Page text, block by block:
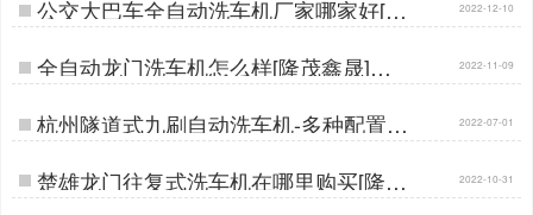
公交大巴车全自动洗车机厂家哪家好[隆
茂鑫晟]…
2022-12-10
全自动龙门洗车机怎么样[隆茂鑫晟]… 2022-11-09
杭州隧道式九刷自动洗车机-多种配置按
需定制[隆茂鑫晟]…
2022-07-01
楚雄龙门往复式洗车机在哪里购买[隆茂
鑫晟]…
2022-10-31